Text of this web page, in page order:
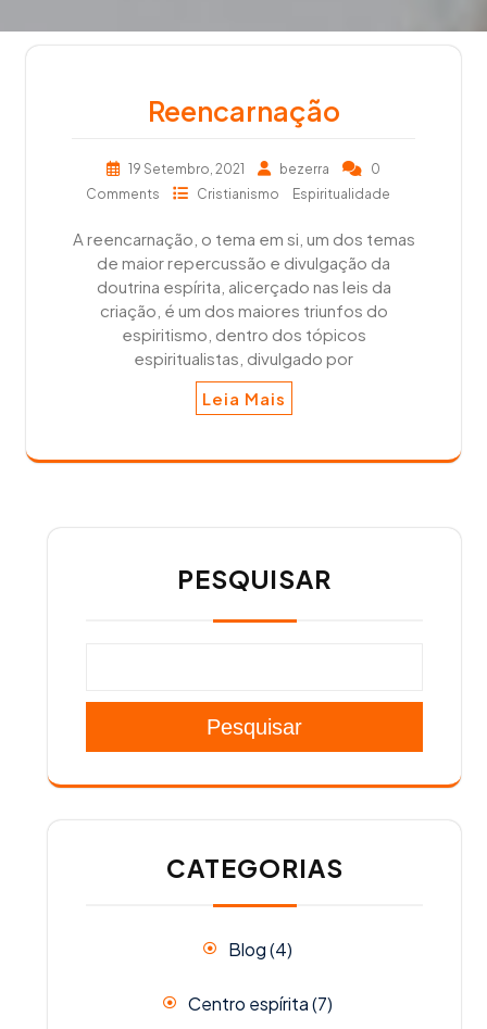
Reencarnação
19 Setembro, 2021 bezerra
0
Comments
Cristianismo Espiritualidade
A reencarnação, o tema em si, um dos temas
de maior repercussão e divulgação da
doutrina espírita, alicerçado nas leis da
criação, é um dos maiores triunfos do
espiritismo, dentro dos tópicos
espiritualistas, divulgado por
Leia Mais
PESQUISAR
Pesquisar
CATEGORIAS
Blog(4)
Centro espírita(7)